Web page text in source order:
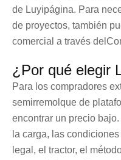
de Luyipágina. Para
de proyectos, también
comercial a través del
¿Por qué elegir
Para los compradores
semirremolque de
encontrar un precio
la carga, las
legal, el tractor, el